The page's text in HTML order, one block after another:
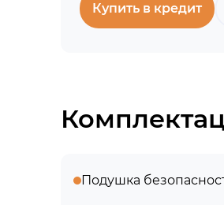
Купить в кредит
Подушка